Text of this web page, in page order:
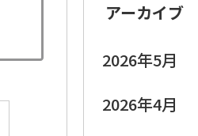
アーカイブ
2026年5月
2026年4月